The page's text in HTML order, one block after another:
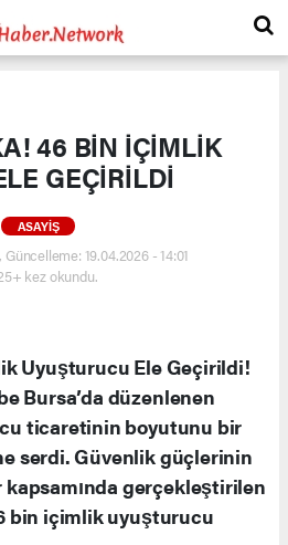
46 BİN İÇİMLİK
GEÇİRİLDİ
ASAYIŞ
Güncelleme: 19.04.2026 - 14:01
kez okundu.
Uyuşturucu Ele Geçirildi!
Bursa’da düzenlenen
ticaretinin boyutunu bir
serdi. Güvenlik güçlerinin
gerçekleştirilen
bin içimlik uyuşturucu